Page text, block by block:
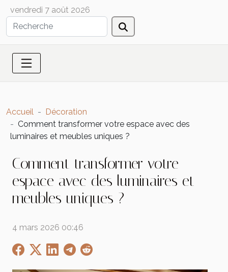
vendredi 7 août 2026
Accueil
Décoration
Comment transformer votre espace avec des
luminaires et meubles uniques ?
Comment transformer votre
espace avec des luminaires et
meubles uniques ?
4 mars 2026 00:46